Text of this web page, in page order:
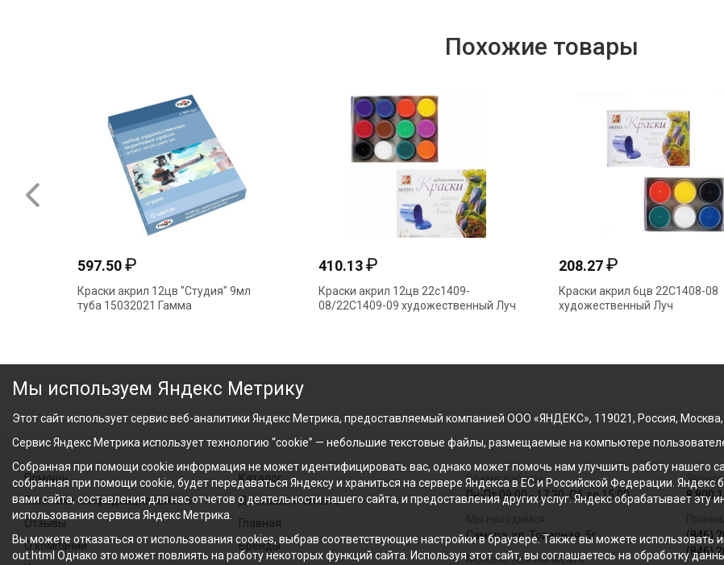
Похожие товары
597.50₽
Краски акрил 12цв "Студия" 9мл
туба 15032021 Гамма
410.13₽
Краски акрил 12цв 22с1409-
08/22С1409-09 художественный Луч
208.27₽
Краски акрил 6цв 22С1408-08
художественный Луч
Помощь
Политика конфиденциальности
Отзывы
О компании
Каталог
Доставка и оплата
Главная
Бренды
Время работы
Пн-Пт 09:00 - 17:30, Сб до 15:00
Самара, ул. Товарная, 5г
Можете нам написать
8 800
(846)
(846)
Мы используем Яндекс Метрику
Этот сайт использует сервис веб-аналитики Яндекс Метрика, предоставляемый компанией ООО «ЯНДЕКС», 119021, Россия, Москва,
Сервис Яндекс Метрика использует технологию “cookie” — небольшие текстовые файлы, размещаемые на компьютере
Собранная при помощи cookie информация не может идентифицировать вас, однако может помочь нам улучшить работу нашего
собранная при помощи cookie, будет передаваться Яндексу и храниться на сервере Яндекса в ЕС и Российской Федерации.
вами сайта, составления для нас отчетов о деятельности нашего сайта, и предоставления других услуг. Яндекс обрабатывает
использования сервиса Яндекс Метрика.
Вы можете отказаться от использования cookies, выбрав соответствующие настройки в браузере. Также вы можете
out.html Однако это может повлиять на работу некоторых функций сайта. Используя этот сайт, вы соглашаетесь на обработку